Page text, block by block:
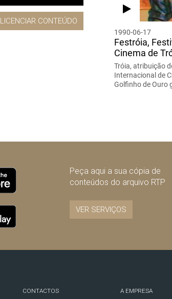
LICENCIAR CONTEÚDO
1990-06-17
Festróia,
Cinema de
Tróia, atribuição
Internacional de
Golfinho de Ouro
Peça aqui a sua cópia de
conteúdos do arquivo RTP
VER SERVIÇOS
CONTACTOS
A EMPRESA